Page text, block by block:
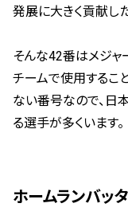
発展に大きく貢献し
そんな42番はメジャ
チームで使用するこ
ない番号なので、日
る選手が多くいます。
ホームランバッ